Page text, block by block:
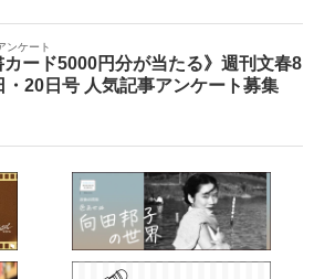
ンケート
カード5000円分が当たる》週刊文春8
・20日号 人気記事アンケート募集